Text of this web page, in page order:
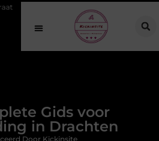
verandert in 2026
Gids voor
in Drachten
Door Kickinsite